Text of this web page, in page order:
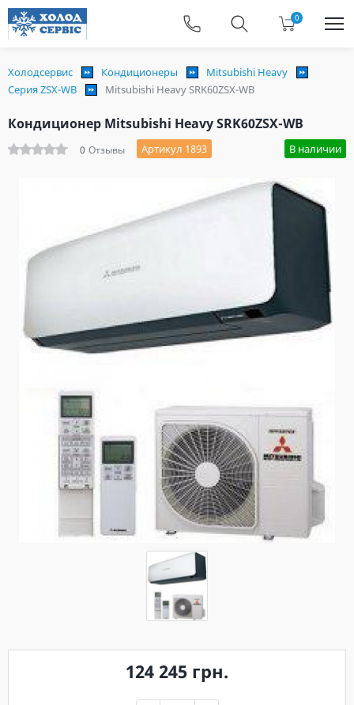
0
Холодсервис Кондиционеры
Mitsubishi Heavy
Серия ZSX-WB
Mitsubishi Heavy SRK60ZSX-WB
Кондиционер Mitsubishi Heavy SRK60ZSX-WB
0 Отзывы Артикул 1893 В наличии
124 245 грн.